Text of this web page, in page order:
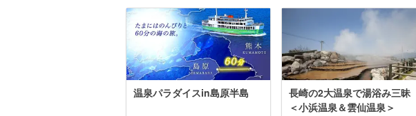
温泉パラダイスin島原半島
長崎の2大温泉で湯浴み三昧
＜小浜温泉＆雲仙温泉＞